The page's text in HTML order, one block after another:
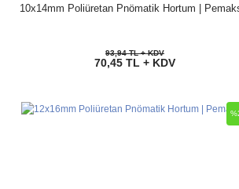
10x14mm Poliüretan Pnömatik Hortum |
93,94 TL + KDV
70,45 TL + KDV